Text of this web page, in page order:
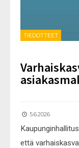
TIEDOTTEET
5.6.2026
että